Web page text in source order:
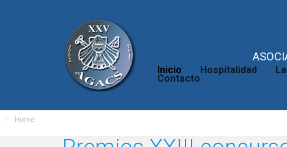
Inicio Hospitalidad
Contacto
Home